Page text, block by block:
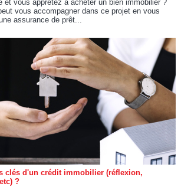
et vous apprêtez à acheter un bien immobilier ?
vous accompagner dans ce projet en vous
assurance de prêt...
clés d'un crédit immobilier (réflexion,
?